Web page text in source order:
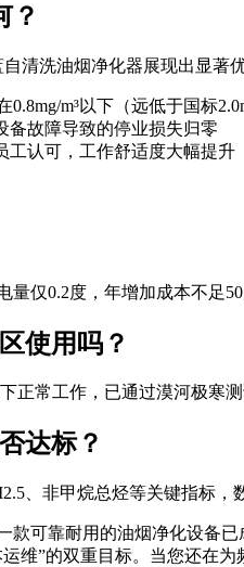
？
清洗油烟净化器展现出显著优
m³以下（远低于国标
备故障导致的停业损失归零
工认可，工作舒适度大幅提升
仅0.2度，年增加成本不足50
使用吗？
正常工作，已通过漠河极寒测
达标？
、非甲烷总烃等关键指标，
款可靠耐用的油烟净化设备
维”的双重目标。当您还在